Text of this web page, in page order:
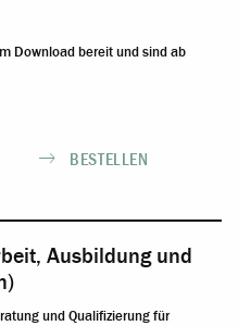
Download bereit und sind ab
BESTELLEN
Ausbildung und
und Qualifizierung für